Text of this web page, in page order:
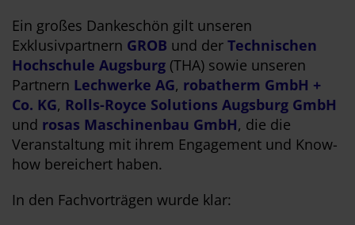
Ein großes Dankeschön gilt unseren
Exklusivpartnern GROB und der Technischen
Hochschule Augsburg (THA) sowie unseren
Partnern Lechwerke AG, robatherm GmbH +
Co. KG, Rolls-Royce Solutions Augsburg GmbH
und rosas Maschinenbau GmbH, die die
Veranstaltung mit ihrem Engagement und Know-
how bereichert haben.
In den Fachvorträgen wurde klar: